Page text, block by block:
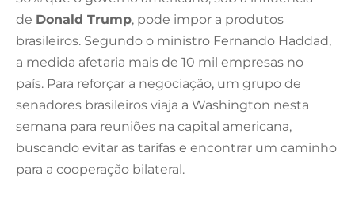
de Donald Trump, pode impor a produtos
brasileiros. Segundo o ministro Fernando Haddad,
a medida afetaria mais de 10 mil empresas no
país. Para reforçar a negociação, um grupo de
senadores brasileiros viaja a Washington nesta
semana para reuniões na capital americana,
buscando evitar as tarifas e encontrar um caminho
para a cooperação bilateral.